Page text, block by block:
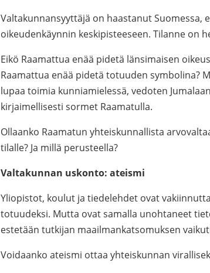
Valtakunnansyyttäjä on haastanut Suomessa,
oikeudenkäynnin keskipisteeseen. Tilanne on
Eikö Raamattua enää pidetä länsimaisen
Raamattua enää pidetä totuuden symbolina?
lupaa toimia kunniamielessä, vedoten
kirjaimellisesti sormet Raamatulla.
Ollaanko Raamatun yhteiskunnallista
tilalle? Ja millä perusteella?
Valtakunnan uskonto: ateismi
Yliopistot, koulut ja tiedelehdet ovat
totuudeksi. Mutta ovat samalla unohtaneet
estetään tutkijan maailmankatsomuksen
Voidaanko ateismi ottaa yhteiskunnan